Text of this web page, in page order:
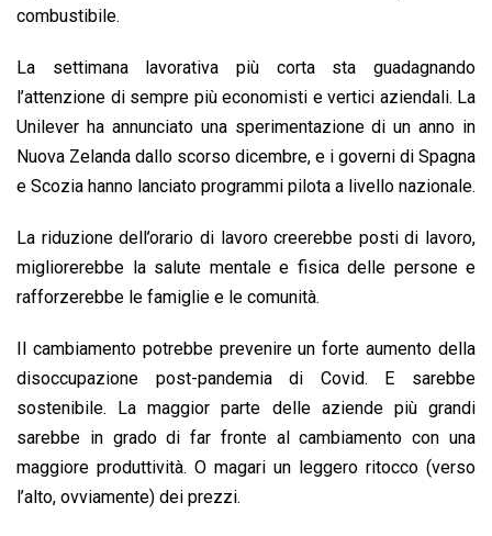
combustibile.
La settimana lavorativa più corta sta guadagnando
l’attenzione di sempre più economisti e vertici aziendali. La
Unilever ha annunciato una sperimentazione di un anno in
Nuova Zelanda dallo scorso dicembre, e i governi di Spagna
e Scozia hanno lanciato programmi pilota a livello nazionale.
La riduzione dell’orario di lavoro creerebbe posti di lavoro,
migliorerebbe la salute mentale e fisica delle persone e
rafforzerebbe le famiglie e le comunità.
Il cambiamento potrebbe prevenire un forte aumento della
disoccupazione post-pandemia di Covid. E sarebbe
sostenibile. La maggior parte delle aziende più grandi
sarebbe in grado di far fronte al cambiamento con una
maggiore produttività. O magari un leggero ritocco (verso
l’alto, ovviamente) dei prezzi.